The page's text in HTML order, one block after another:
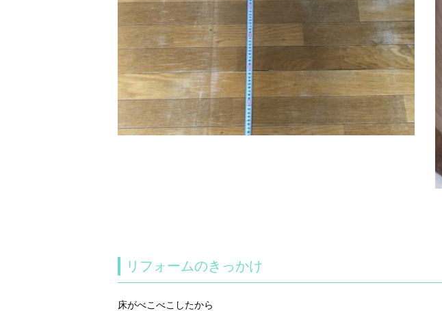
リフォームのきっかけ
床がべこべこしたから